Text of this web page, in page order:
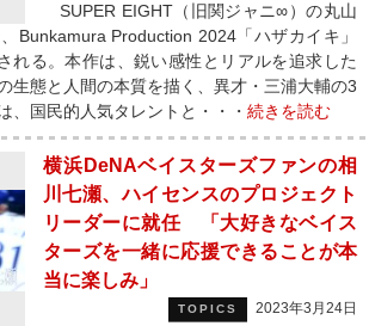
SUPER EIGHT（旧関ジャニ∞）の丸山
Bunkamura Production 2024「ハザカイキ」
れる。本作は、鋭い感性とリアルを追求した
生態と人間の本質を描く、異才・三浦大輔の3
、国民的人気タレントと・・・ 続きを読む
横浜DeNAベイスターズファンの相
川七瀬、ハイセンスのプロジェクト
リーダーに就任 「大好きなベイス
ターズを一緒に応援できることが本
当に楽しみ」
TOPICS 2023年3月24日